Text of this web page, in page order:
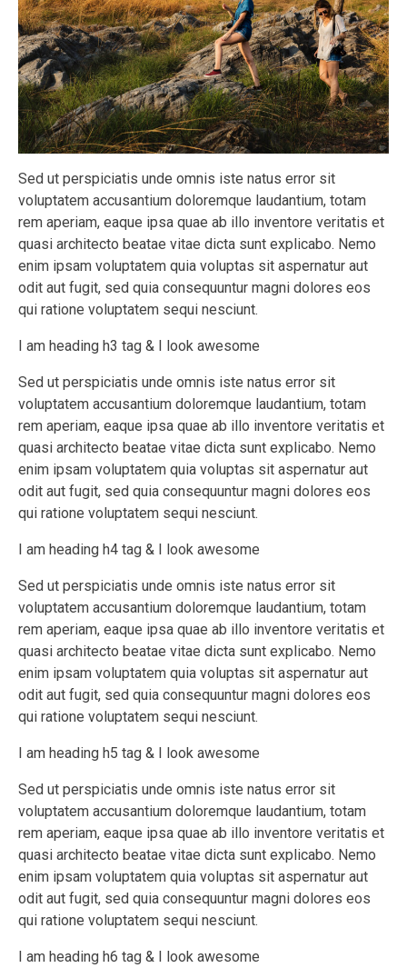
Sed ut perspiciatis unde omnis iste natus error sit
voluptatem accusantium doloremque laudantium, totam
rem aperiam, eaque ipsa quae ab illo inventore veritatis et
quasi architecto beatae vitae dicta sunt explicabo. Nemo
enim ipsam voluptatem quia voluptas sit aspernatur aut
odit aut fugit, sed quia consequuntur magni dolores eos
qui ratione voluptatem sequi nesciunt.
I am heading h3 tag & I look awesome
Sed ut perspiciatis unde omnis iste natus error sit
voluptatem accusantium doloremque laudantium, totam
rem aperiam, eaque ipsa quae ab illo inventore veritatis et
quasi architecto beatae vitae dicta sunt explicabo. Nemo
enim ipsam voluptatem quia voluptas sit aspernatur aut
odit aut fugit, sed quia consequuntur magni dolores eos
qui ratione voluptatem sequi nesciunt.
I am heading h4 tag & I look awesome
Sed ut perspiciatis unde omnis iste natus error sit
voluptatem accusantium doloremque laudantium, totam
rem aperiam, eaque ipsa quae ab illo inventore veritatis et
quasi architecto beatae vitae dicta sunt explicabo. Nemo
enim ipsam voluptatem quia voluptas sit aspernatur aut
odit aut fugit, sed quia consequuntur magni dolores eos
qui ratione voluptatem sequi nesciunt.
I am heading h5 tag & I look awesome
Sed ut perspiciatis unde omnis iste natus error sit
voluptatem accusantium doloremque laudantium, totam
rem aperiam, eaque ipsa quae ab illo inventore veritatis et
quasi architecto beatae vitae dicta sunt explicabo. Nemo
enim ipsam voluptatem quia voluptas sit aspernatur aut
odit aut fugit, sed quia consequuntur magni dolores eos
qui ratione voluptatem sequi nesciunt.
I am heading h6 tag & I look awesome